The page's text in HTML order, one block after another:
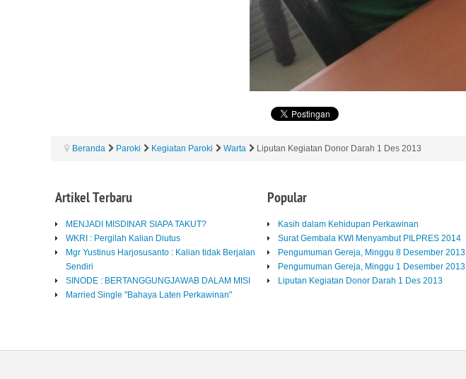
Beranda Paroki Kegiatan Paroki Warta Liputan Kegiatan Donor Darah 1 Des 2013
ArtikelTerbaru
MENJADI MISDINAR SIAPA TAKUT?
WKRI : Pergilah Kalian Diutus
Mgr Yustinus Harjosusanto : Kalian tidak Berjalan
Sendiri
SINODE : BERTANGGUNGJAWAB DALAM MISI
Married Single "Bahaya Laten Perkawinan"
Popular
Kasih dalam Kehidupan Perkawinan
Surat Gembala KWI Menyambut PILPRES 2014
Pengumuman Gereja, Minggu 8 Desember 2013
Pengumuman Gereja, Minggu 1 Desember 2013
Liputan Kegiatan Donor Darah 1 Des 2013